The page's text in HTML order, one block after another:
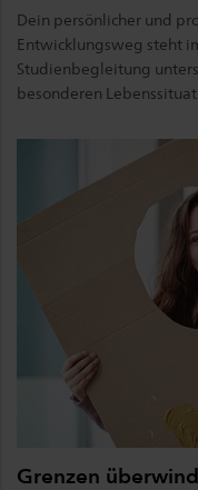
Dein persönlicher und
Entwicklungsweg steht
Studienbegleitung
besonderen
Grenzen